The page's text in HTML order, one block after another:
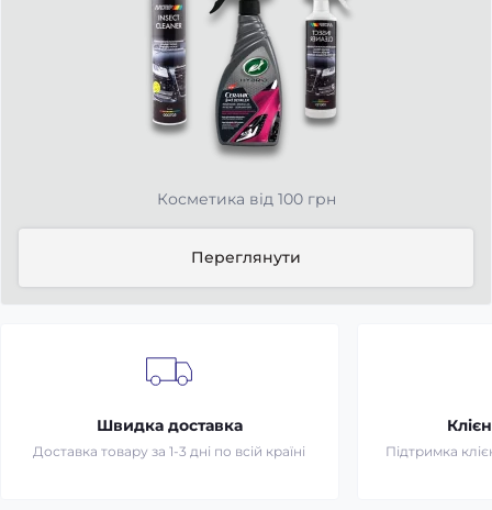
Косметика від 100 грн
Переглянути
Швидка доставка
Доставка товару за 1-3 дні по всій країні Підтримка